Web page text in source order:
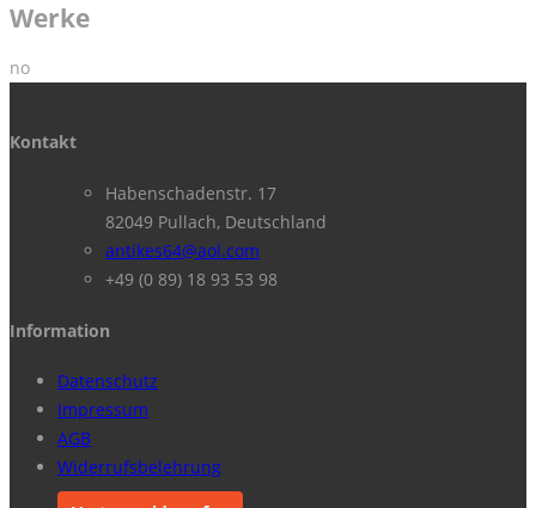
Werke
no
Kontakt
Habenschadenstr. 17
82049 Pullach, Deutschland
antikes64@aol.com
+49 (0 89) 18 93 53 98
Information
Datenschutz
Impressum
AGB
Widerrufsbelehrung